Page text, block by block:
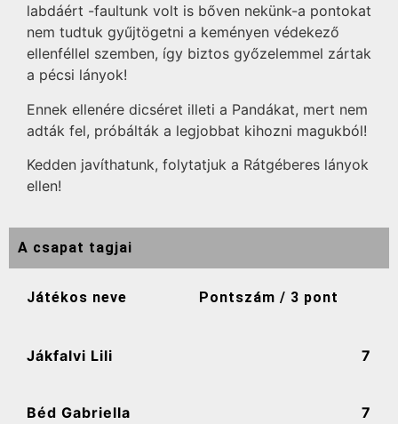
labdáért -faultunk volt is bőven nekünk-a pontokat
nem tudtuk gyűjtögetni a keményen védekező
ellenféllel szemben, így biztos győzelemmel zártak
a pécsi lányok!
Ennek ellenére dicséret illeti a Pandákat, mert nem
adták fel, próbálták a legjobbat kihozni magukból!
Kedden javíthatunk, folytatjuk a Rátgéberes lányok
ellen!
A csapat tagjai
Játékos neve Pontszám / 3 pont
Jákfalvi Lili 7
Béd Gabriella 7